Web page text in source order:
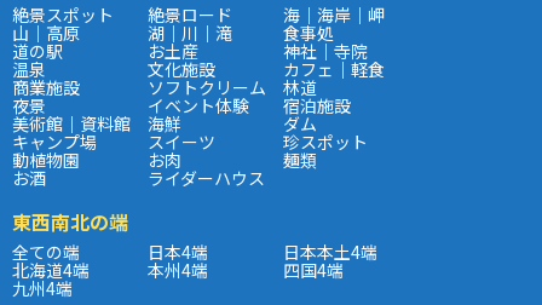
絶景スポット 絶景ロード 海｜海岸｜岬
山｜高原 湖｜川｜滝 食事処
道の駅 お土産 神社｜寺院
温泉 文化施設 カフェ｜軽食
商業施設 ソフトクリーム 林道
夜景 イベント体験 宿泊施設
美術館｜資料館 海鮮 ダム
キャンプ場 スイーツ 珍スポット
動植物園 お肉 麺類
お酒 ライダーハウス
東西南北の端
全ての端 日本4端 日本本土4端
北海道4端 本州4端 四国4端
九州4端